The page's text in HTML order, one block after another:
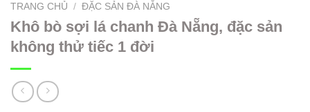
TRANG CHỦ / ĐẶC SẢN ĐÀ NẴNG
Khô bò sợi lá chanh Đà Nẵng, đặc sản
không thử tiếc 1 đời